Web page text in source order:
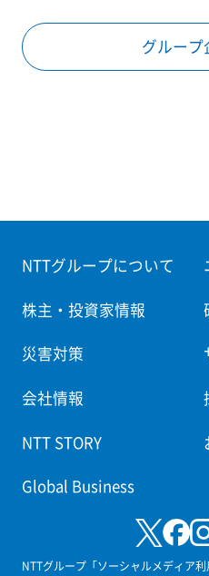
グループ
NTTグループについて
株主・投資家情報
災害対策
会社情報
NTT STORY
Global Business
NTTグループ「ソーシャルメディア